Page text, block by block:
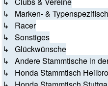
↳ Marken- &
↳ Racer
↳ Sonstiges
↳ Glückwünsche
↳ Andere Stammtische in
↳ Honda Stammtisch